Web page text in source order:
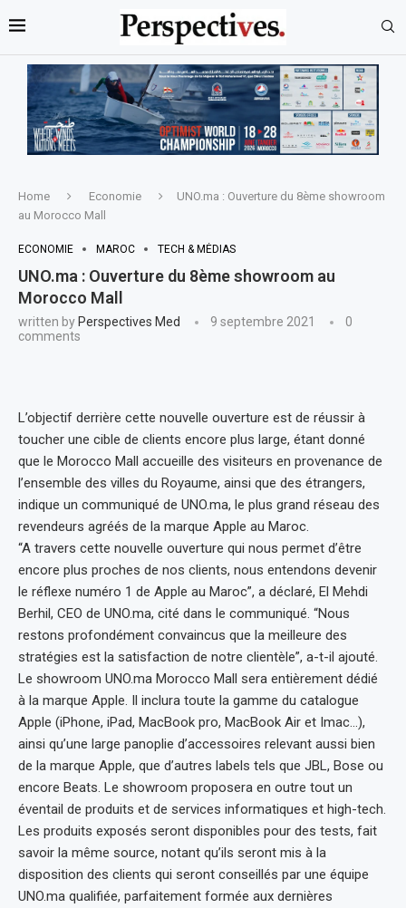
Home Economie
UNO.ma : Ouverture du 8ème showroom
au Morocco Mall
ECONOMIE MAROC TECH & MÉDIAS
UNO.ma : Ouverture du 8ème showroom au
Morocco Mall
written by Perspectives Med 9 septembre 2021
0
comments
L’objectif derrière cette nouvelle ouverture est de réussir à
toucher une cible de clients encore plus large, étant donné
que le Morocco Mall accueille des visiteurs en provenance de
l’ensemble des villes du Royaume, ainsi que des étrangers,
indique un communiqué de UNO.ma, le plus grand réseau des
revendeurs agréés de la marque Apple au Maroc.
“A travers cette nouvelle ouverture qui nous permet d’être
encore plus proches de nos clients, nous entendons devenir
le réflexe numéro 1 de Apple au Maroc”, a déclaré, El Mehdi
Berhil, CEO de UNO.ma, cité dans le communiqué. “Nous
restons profondément convaincus que la meilleure des
stratégies est la satisfaction de notre clientèle”, a-t-il ajouté.
Le showroom UNO.ma Morocco Mall sera entièrement dédié
à la marque Apple. Il inclura toute la gamme du catalogue
Apple (iPhone, iPad, MacBook pro, MacBook Air et Imac…),
ainsi qu’une large panoplie d’accessoires relevant aussi bien
de la marque Apple, que d’autres labels tels que JBL, Bose ou
encore Beats. Le showroom proposera en outre tout un
éventail de produits et de services informatiques et high-tech.
Les produits exposés seront disponibles pour des tests, fait
savoir la même source, notant qu’ils seront mis à la
disposition des clients qui seront conseillés par une équipe
UNO.ma qualifiée, parfaitement formée aux dernières